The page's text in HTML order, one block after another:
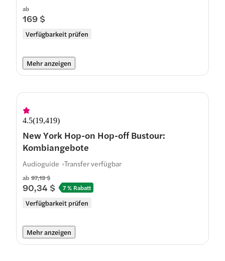
ab
169 $
Verfügbarkeit prüfen
Mehr anzeigen
4.5(19,419)
New York Hop-on Hop-off Bustour:
Kombiangebote
ab 97,13 $
90,34 $ 7 % Rabatt
Verfügbarkeit prüfen
Audioguide Transfer verfügbar
Mehr anzeigen